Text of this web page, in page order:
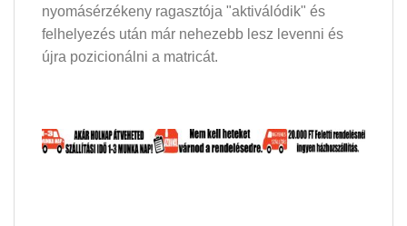
nyomásérzékeny ragasztója "aktiválódik" és
felhelyezés után már nehezebb lesz levenni és
újra pozicionálni a matricát.